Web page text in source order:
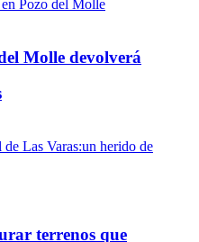
Molle devolverá
terrenos que